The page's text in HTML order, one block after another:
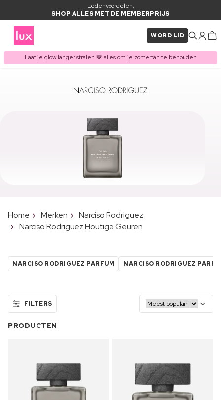
Ledenvoordelen:
SHOP ALLES MET DE MEMBERPRIJS
WORD LID
Laat je glow langer stralen 🤎 alles om je zomertan te behouden
Home Merken
Narciso Rodriguez
Narciso Rodriguez Houtige Geuren
NARCISO RODRIGUEZ PARFUM NARCISO RODRIGUEZ
FILTERS
PRODUCTEN